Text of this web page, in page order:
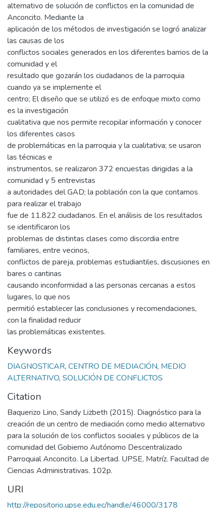
alternativo de solución de conflictos en la comunidad de
Anconcito. Mediante la
aplicación de los métodos de investigación se logró analizar
las causas de los
conflictos sociales generados en los diferentes barrios de la
comunidad y el
resultado que gozarán los ciudadanos de la parroquia
cuando ya se implemente el
centro; El diseño que se utilizó es de enfoque mixto como
es la investigación
cualitativa que nos permite recopilar información y conocer
los diferentes casos
de problemáticas en la parroquia y la cualitativa; se usaron
las técnicas e
instrumentos, se realizaron 372 encuestas dirigidas a la
comunidad y 5 entrevistas
a autoridades del GAD; la población con la que contamos
para realizar el trabajo
fue de 11.822 ciudadanos. En el análisis de los resultados
se identificaron los
problemas de distintas clases como discordia entre
familiares, entre vecinos,
conflictos de pareja, problemas estudiantiles, discusiones en
bares o cantinas
causando inconformidad a las personas cercanas a estos
lugares, lo que nos
permitió establecer las conclusiones y recomendaciones,
con la finalidad reducir
las problemáticas existentes.
Keywords
DIAGNOSTICAR, CENTRO DE MEDIACIÓN, MEDIO
ALTERNATIVO, SOLUCIÓN DE CONFLICTOS
Citation
Baquerizo Lino, Sandy Lizbeth (2015). Diagnóstico para la
creación de un centro de mediación como medio alternativo
para la solución de los conflictos sociales y públicos de la
comunidad del Gobierno Autónomo Descentralizado
Parroquial Anconcito. La Libertad. UPSE, Matríz. Facultad de
Ciencias Administrativas. 102p.
URI
http://repositorio.upse.edu.ec/handle/46000/3178